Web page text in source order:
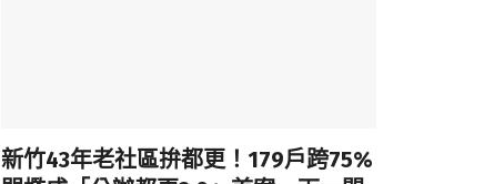
新竹43年老社區拚都更！179戶跨75%